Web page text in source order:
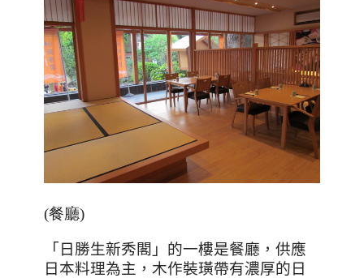
(餐廳)
「日勝生新秀閣」的一樓是餐廳，供應
日本料理為主，木作裝璜帶有濃厚的日